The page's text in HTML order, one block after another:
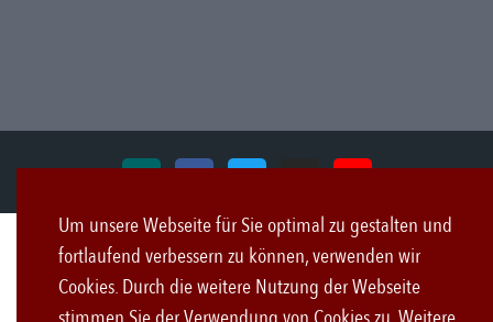
Um unsere Webseite für Sie optimal zu gestalten und
fortlaufend verbessern zu können, verwenden wir
Cookies. Durch die weitere Nutzung der Webseite